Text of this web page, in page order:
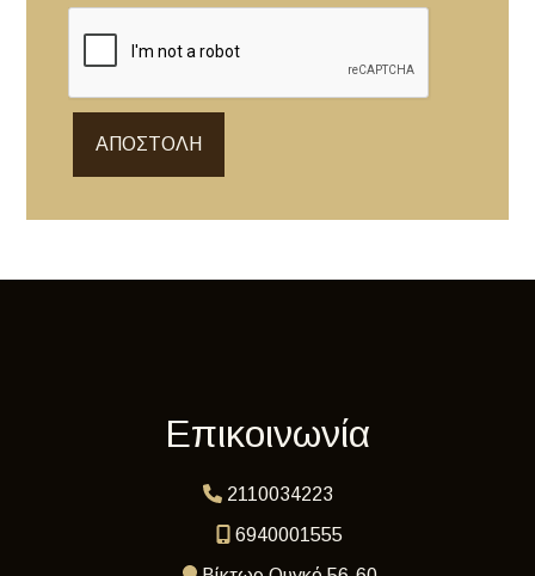
ΑΠΟΣΤΟΛΉ
Επικοινωνία
2110034223
6940001555